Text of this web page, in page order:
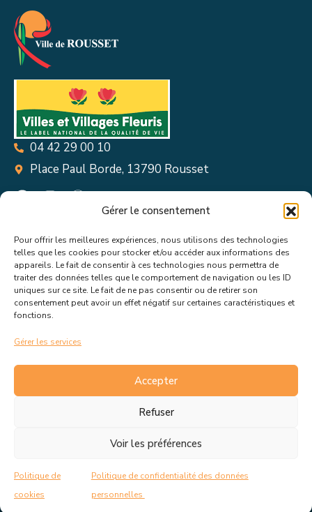
Gérer le consentement
Pour offrir les meilleures expériences, nous utilisons des technologies
telles que les cookies pour stocker et/ou accéder aux informations des
appareils. Le fait de consentir à ces technologies nous permettra de
traiter des données telles que le comportement de navigation ou les ID
uniques sur ce site. Le fait de ne pas consentir ou de retirer son
consentement peut avoir un effet négatif sur certaines caractéristiques et
fonctions.
Gérer les services
Accepter
Refuser
Voir les préférences
Politique de
cookies
Politique de confidentialité des données
personnelles
04 42 29 00 10
Place Paul Borde, 13790 Rousset
Suivez toutes les informations &
actualités de votre ville !
mairie de Rousset. En savoir plus sur la gestion de mes
Politique de confidentialité
Mentions Légales